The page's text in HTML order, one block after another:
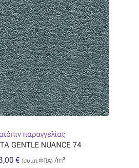
παραγγελίας
GENTLE NUANCE 74
€ (συμπ.ΦΠΑ)/m²